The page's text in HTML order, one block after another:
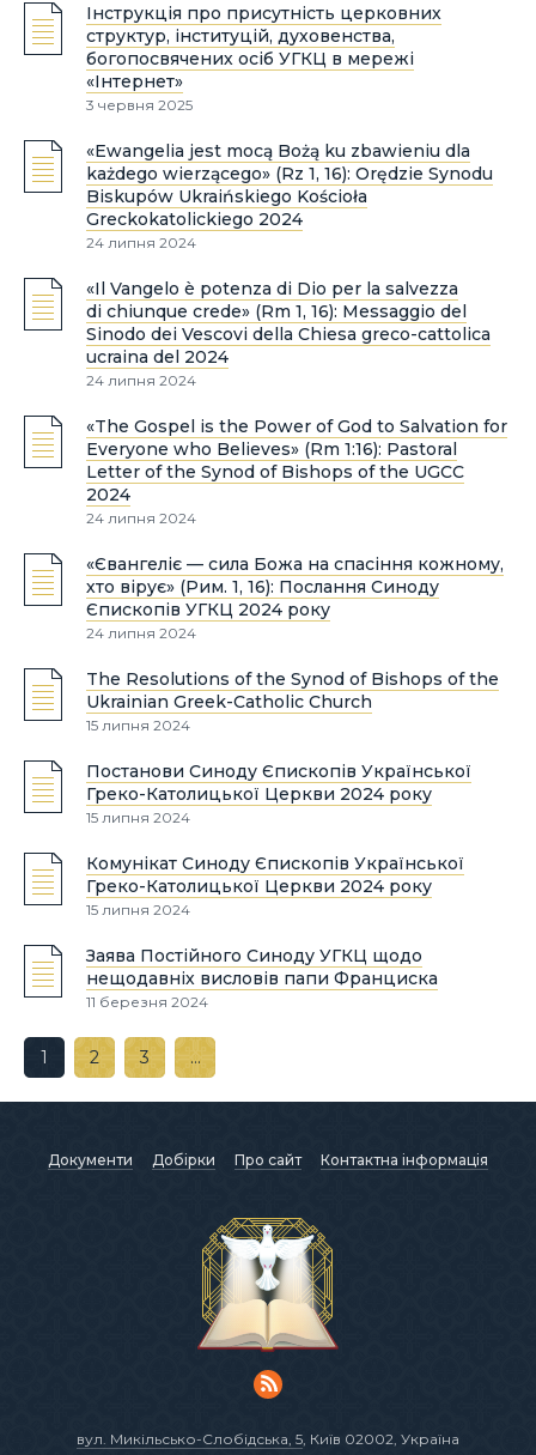
Інструкція про присутність церковних
структур, інституцій, духовенства,
богопосвячених осіб УГКЦ в мережі
«Інтернет»
3 червня 2025
«Ewangelia jest mocą Bożą ku zbawieniu dla
każdego wierzącego» (Rz 1, 16): Orędzie Synodu
Biskupów Ukraińskiego Kościoła
Greckokatolickiego 2024
24 липня 2024
«Il Vangelo è potenza di Dio per la salvezza
di chiunque crede» (Rm 1, 16): Messaggio del
Sinodo dei Vescovi della Chiesa greco-cattolica
ucraina del 2024
24 липня 2024
«The Gospel is the Power of God to Salvation for
Everyone who Believes» (Rm 1:16): Pastoral
Letter of the Synod of Bishops of the UGCC
2024
24 липня 2024
«Євангеліє — сила Божа на спасіння кожному,
хто вірує» (Рим. 1, 16): Послання Синоду
Єпископів УГКЦ 2024 року
24 липня 2024
The Resolutions of the Synod of Bishops of the
Ukrainian Greek-Catholic Church
15 липня 2024
Постанови Синоду Єпископів Української
Греко-Католицької Церкви 2024 року
15 липня 2024
Комунікат Синоду Єпископів Української
Греко-Католицької Церкви 2024 року
15 липня 2024
Заява Постійного Синоду УГКЦ щодо
нещодавніх висловів папи Франциска
11 березня 2024
1 2 3 …
Документи Добірки Про сайт Контактна інформація
вул. Микільсько-Слобідська, 5 , Київ 02002, Україна